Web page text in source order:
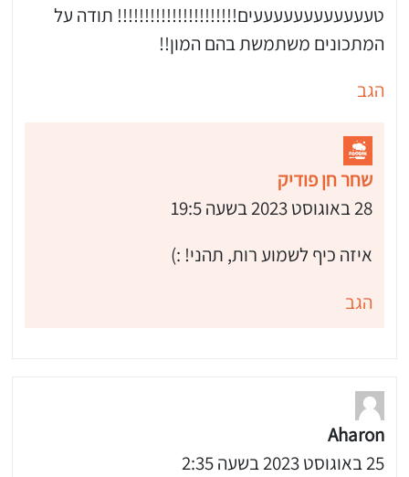
טעעעעעעעעעעעעים!!!!!!!!!!!!!!!!!!!!!! תודה על
המתכונים משתמשת בהם המון!!
הגב
שחר חן פודיק
28 באוגוסט 2023 בשעה 19:5
איזה כיף לשמוע רות, תהני! :)
הגב
Aharon
25 באוגוסט 2023 בשעה 2:35